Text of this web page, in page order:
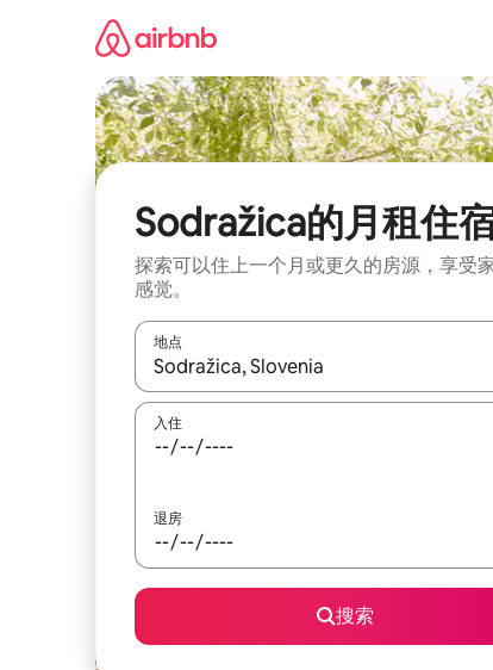
Sodražica的月租住
探索可以住上一个月或更久的房源，享受
感觉。
地点
如有搜索结果，请使用上下方向键查看，或
入住
退房
搜索